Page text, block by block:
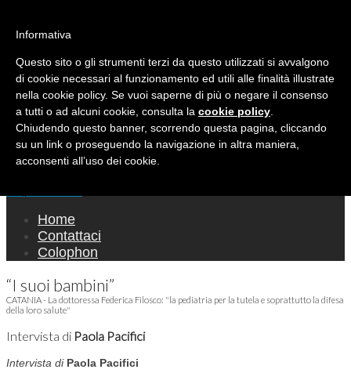
Mondo Italiano nel Mondo
LE INTERVISTE SONO AGLI ITALIANI CHE
RICOPRONO RUOLI ISTITUZIONALI, A
QUELLI CHE RAPPRESENTANO LA SOCIETÀ E
A CHI È UN "COMUNE CITTADINO" ...
PER TUTTO QUESTO SIAMO "ORGOGLIOSI
DI ESSERE ITALIANI"
Home
Contattaci
Colophon
“I suoi bambini”
CATANIA - La dottoressa Federica Filosco: "la pediatria per la tutela e soprattutto la difesa
della loro salute"
Intervista di Paola Pacifici
Intervista di Paola Pacifici
Informativa
Questo sito o gli strumenti terzi da questo utilizzati si avvalgono
di cookie necessari al funzionamento ed utili alle finalità illustrate
nella cookie policy. Se vuoi saperne di più o negare il consenso
a tutti o ad alcuni cookie, consulta la cookie policy
Chiudendo questo banner, scorrendo questa pagina, cliccando
su un link o proseguendo la navigazione in altra maniera,
acconsenti all’uso dei cookie.